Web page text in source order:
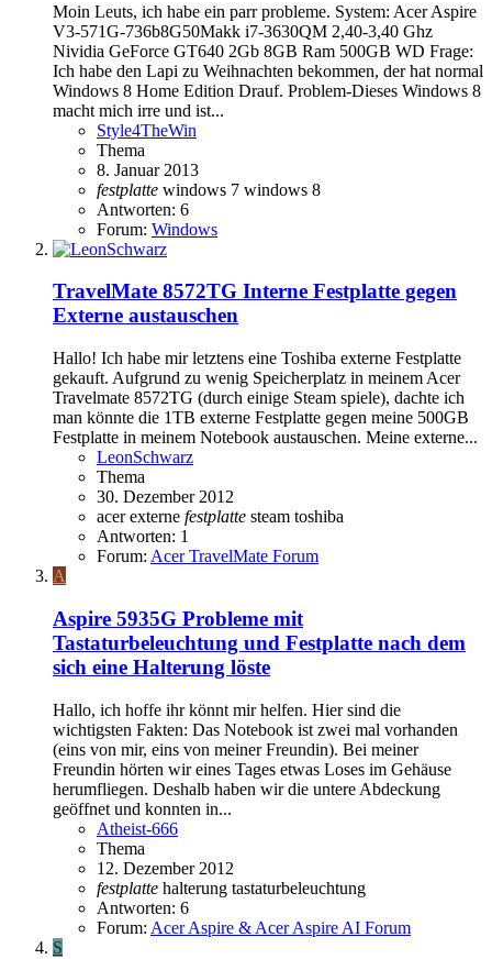
Moin Leuts, ich habe ein parr probleme. System: Acer Aspire
V3-571G-736b8G50Makk i7-3630QM 2,40-3,40 Ghz
Nividia GeForce GT640 2Gb 8GB Ram 500GB WD Frage:
Ich habe den Lapi zu Weihnachten bekommen, der hat normal
Windows 8 Home Edition Drauf. Problem-Dieses Windows 8
macht mich irre und ist...
Style4TheWin
Thema
8. Januar 2013
festplatte windows 7 windows 8
Antworten: 6
Forum: Windows
TravelMate 8572TG Interne Festplatte gegen
Externe austauschen
Hallo! Ich habe mir letztens eine Toshiba externe Festplatte
gekauft. Aufgrund zu wenig Speicherplatz in meinem Acer
Travelmate 8572TG (durch einige Steam spiele), dachte ich
man könnte die 1TB externe Festplatte gegen meine 500GB
Festplatte in meinem Notebook austauschen. Meine externe...
LeonSchwarz
Thema
30. Dezember 2012
acerexterne festplatte steam toshiba
Antworten: 1
Forum: Acer TravelMate Forum
A
Aspire 5935G Probleme mit
Tastaturbeleuchtung und Festplatte nach dem
sich eine Halterung löste
Hallo, ich hoffe ihr könnt mir helfen. Hier sind die
wichtigsten Fakten: Das Notebook ist zwei mal vorhanden
(eins von mir, eins von meiner Freundin). Bei meiner
Freundin hörten wir eines Tages etwas Loses im Gehäuse
herumfliegen. Deshalb haben wir die untere Abdeckung
geöffnet und konnten in...
Atheist-666
Thema
12. Dezember 2012
festplatte halterung tastaturbeleuchtung
Antworten: 6
Forum: Acer Aspire & Acer Aspire AI Forum
S